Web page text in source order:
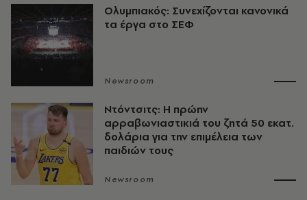
Ολυμπιακός: Συνεχίζονται κανονικά
τα έργα στο ΣΕΦ
Newsroom
Ντόντσιτς: Η πρώην
αρραβωνιαστικιά του ζητά 50 εκατ.
δολάρια για την επιμέλεια των
παιδιών τους
Newsroom